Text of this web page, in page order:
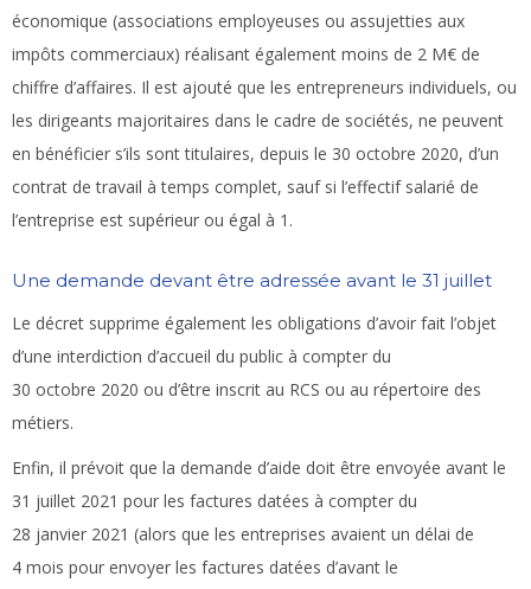
économique (associations employeuses ou assujetties aux
impôts commerciaux) réalisant également moins de 2 M€ de
chiffre d’affaires. Il est ajouté que les entrepreneurs individuels, ou
les dirigeants majoritaires dans le cadre de sociétés, ne peuvent
en bénéficier s’ils sont titulaires, depuis le 30 octobre 2020, d’un
contrat de travail à temps complet, sauf si l’effectif salarié de
l’entreprise est supérieur ou égal à 1.
Une demande devant être adressée avant le 31 juillet
Le décret supprime également les obligations d’avoir fait l’objet
d’une interdiction d’accueil du public à compter du
30 octobre 2020 ou d’être inscrit au RCS ou au répertoire des
métiers.
Enfin, il prévoit que la demande d’aide doit être envoyée avant le
31 juillet 2021 pour les factures datées à compter du
28 janvier 2021 (alors que les entreprises avaient un délai de
4 mois pour envoyer les factures datées d’avant le